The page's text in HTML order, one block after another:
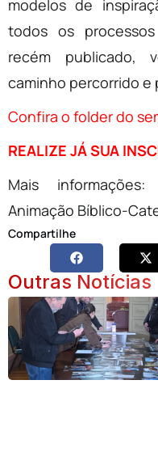
modelos de
todos os
recém publicado,
caminho percorrido e
Confira o folder do
REALIZE JÁ SUA
Mais informações:
Animação Bíblico-
Compartilhe
Outras Notícias